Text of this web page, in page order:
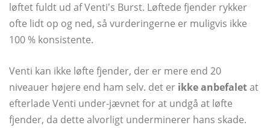
løftet fuldt ud af Venti's Burst. Løftede fjender rykker
ofte lidt op og ned, så vurderingerne er muligvis ikke
100 % konsistente.
Venti kan ikke løfte fjender, der er mere end 20
niveauer højere end ham selv. det er ikke anbefaletat
efterlade Venti under-jævnet for at undgå at løfte
fjender, da dette alvorligt underminerer hans skade.